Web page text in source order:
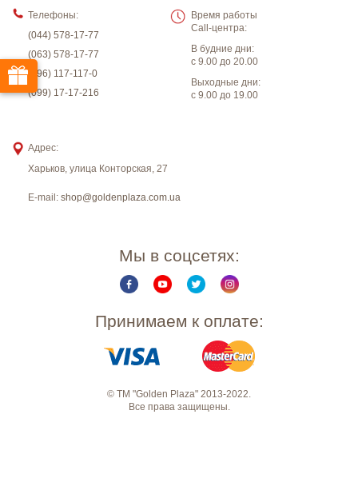
Телефоны:
(044) 578-17-77
(063) 578-17-77
(096) 117-117-0
(099) 17-17-216
Время работы
Call-центра:
В будние дни:
с 9.00 до 20.00
Выходные дни:
с 9.00 до 19.00
Адрес:
Харьков, улица Конторская, 27
E-mail: shop@goldenplaza.com.ua
Мы в соцсетях:
Принимаем к оплате:
© ТМ "Golden Plaza" 2013-2022.
Все права защищены.